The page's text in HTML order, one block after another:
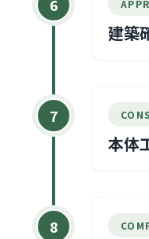
ます。
場へ専
6
建築
機関
行い
たし
7
本体
ログ
8